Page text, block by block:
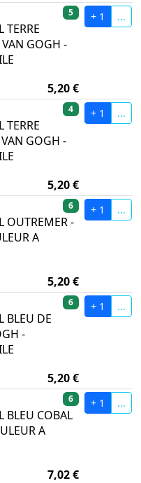
TERRE
GOGH -
5
5,20 €
+ 1 ...
TERRE
GOGH -
4
5,20 €
+ 1 ...
OUTREMER -
A
6
5,20 €
+ 1 ...
BLEU DE
-
6
5,20 €
+ 1 ...
BLEU COBAL
A
6
7,02 €
+ 1 ...